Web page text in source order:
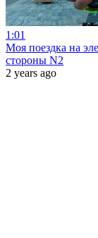
1:01
Моя поездка на
стороны N2
2 years ago